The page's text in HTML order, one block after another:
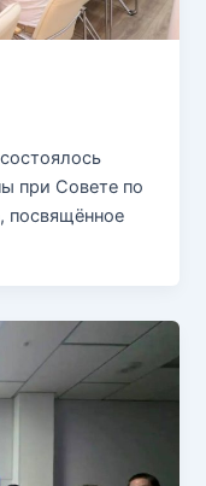
при Совете по
посвящённое